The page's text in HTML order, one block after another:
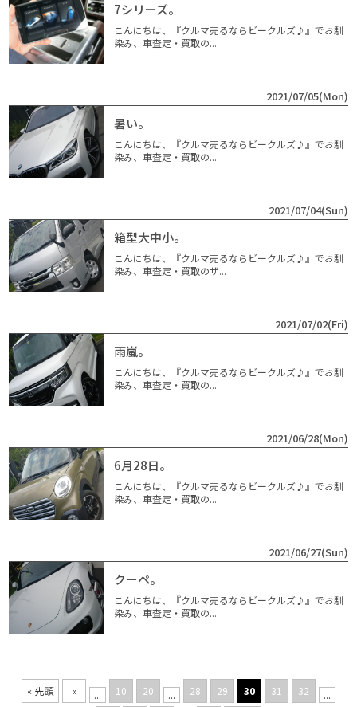
7シリーズ。
こんにちは、『クルマ売るならビークルズ♪』でお馴
染み、車査定・買取の...
2021/07/05(Mon)
暑い。
こんにちは、『クルマ売るならビークルズ♪』でお馴
染み、車査定・買取の...
2021/07/04(Sun)
箱型大中小。
こんにちは、『クルマ売るならビークルズ♪』でお馴
染み、車査定・買取のザ...
2021/07/02(Fri)
雨嵐。
こんにちは、『クルマ売るならビークルズ♪』でお馴
染み、車査定・買取の...
2021/06/28(Mon)
6月28日。
こんにちは、『クルマ売るならビークルズ♪』でお馴
染み、車査定・買取の...
2021/06/27(Sun)
クーペ。
こんにちは、『クルマ売るならビークルズ♪』でお馴
染み、車査定・買取の...
« 先頭 « ... 10 20 ... 28 29 30 31 32
...